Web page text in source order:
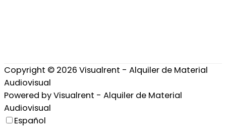
Copyright © 2026 Visualrent - Alquiler de Material
Audiovisual
Powered byVisualrent - Alquiler de Material
Audiovisual
Español